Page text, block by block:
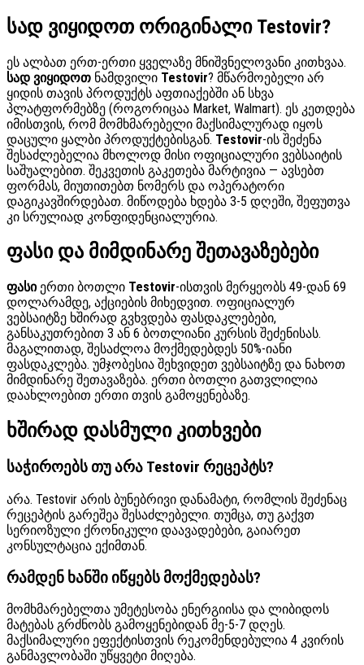
სად ვიყიდოთ ორიგინალი Testovir?
ეს ალბათ ერთ-ერთი ყველაზე მნიშვნელოვანი კითხვაა.
სად ვიყიდოთ ნამდვილი Testovir? მწარმოებელი არ
ყიდის თავის პროდუქტს აფთიაქებში ან სხვა
პლატფორმებზე (როგორიცაა Market, Walmart). ეს კეთდება
იმისთვის, რომ მომხმარებელი მაქსიმალურად იყოს
დაცული ყალბი პროდუქტებისგან. Testovir-ის შეძენა
შესაძლებელია მხოლოდ მისი ოფიციალური ვებსაიტის
საშუალებით. შეკვეთის გაკეთება მარტივია — ავსებთ
ფორმას, მიუთითებთ ნომერს და ოპერატორი
დაგიკავშირდებათ. მიწოდება ხდება 3-5 დღეში, შეფუთვა
კი სრულიად კონფიდენციალურია.
ფასი და მიმდინარე შეთავაზებები
ფასიერთი ბოთლი Testovir-ისთვის მერყეობს 49-დან 69
დოლარამდე, აქციების მიხედვით. ოფიციალურ
ვებსაიტზე ხშირად გვხვდება ფასდაკლებები,
განსაკუთრებით 3 ან 6 ბოთლიანი კურსის შეძენისას.
მაგალითად, შესაძლოა მოქმედებდეს 50%-იანი
ფასდაკლება. უმჯობესია შეხვიდეთ ვებსაიტზე და ნახოთ
მიმდინარე შეთავაზება. ერთი ბოთლი გათვლილია
დაახლოებით ერთი თვის გამოყენებაზე.
ხშირად დასმული კითხვები
საჭიროებს თუ არა Testovir რეცეპტს?
არა. Testovir არის ბუნებრივი დანამატი, რომლის შეძენაც
რეცეპტის გარეშეა შესაძლებელი. თუმცა, თუ გაქვთ
სერიოზული ქრონიკული დაავადებები, გაიარეთ
კონსულტაცია ექიმთან.
რამდენ ხანში იწყებს მოქმედებას?
მომხმარებელთა უმეტესობა ენერგიისა და ლიბიდოს
მატებას გრძნობს გამოყენებიდან მე-5-7 დღეს.
მაქსიმალური ეფექტისთვის რეკომენდებულია 4 კვირის
განმავლობაში უწყვეტი მიღება.